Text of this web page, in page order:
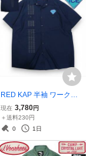
RED KAP 半袖 ワークシ
ャツ XL●両面プリント Ha
waiian ICE Company Hon
olulu,HI刺繍●洗濯プレス
現在 3,780円
＋送料230円
0
1日